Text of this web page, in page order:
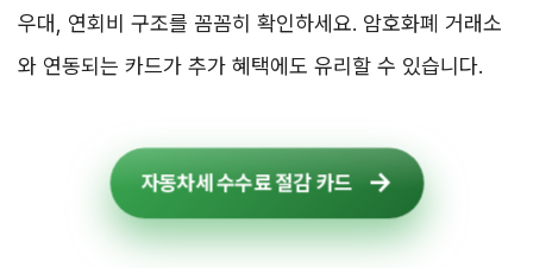
우대, 연회비 구조를 꼼꼼히 확인하세요. 암호화폐 거래소
와 연동되는 카드가 추가 혜택에도 유리할 수 있습니다.
자동차세 수수료 절감 카드